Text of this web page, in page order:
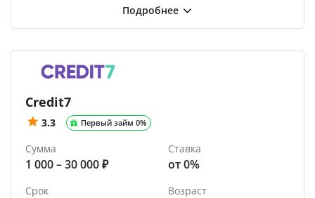
Credit7
3.3 Первый займ 0%
Сумма
1 000 – 30 000 ₽
Ставка
от 0%
Срок Возраст